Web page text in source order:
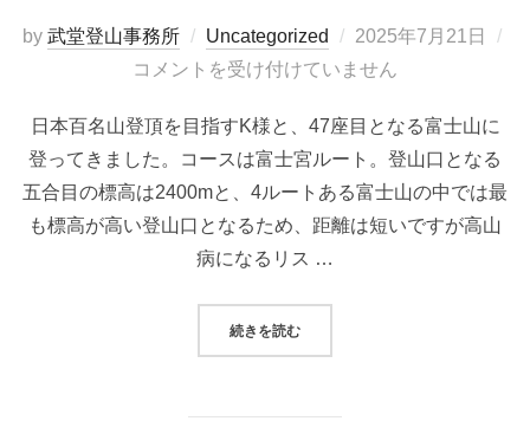
by 武堂登山事務所 Uncategorized
投
稿
2025年7月21日
コメントを受け付けていません
日本百名山登頂を目指すK様と、47座目となる富士山に
登ってきました。コースは富士宮ルート。登山口となる
五合目の標高は2400mと、4ルートある富士山の中では最
も標高が高い登山口となるため、距離は短いですが高山
病になるリス …
続きを読む“富士山プライベートガイド（